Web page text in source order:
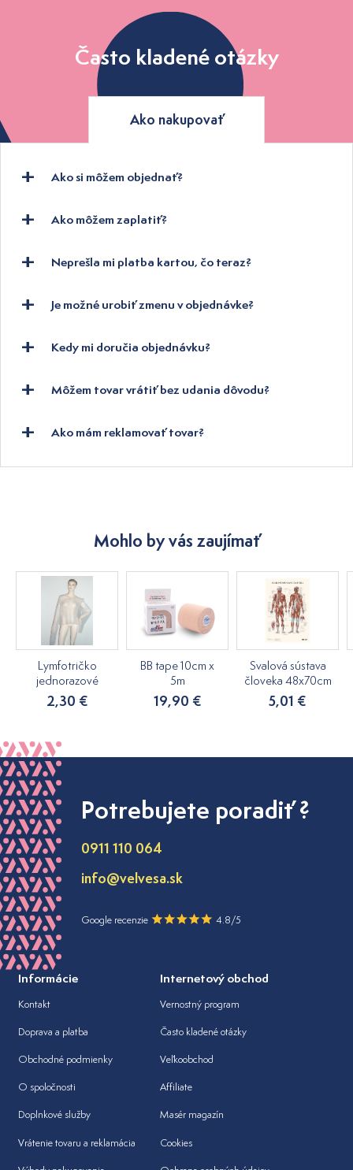
Často kladené otázky
Ako nakupovať
Ako si môžem objednať?
Ako môžem zaplatiť?
Neprešla mi platba kartou, čo teraz?
Je možné urobiť zmenu v objednávke?
Kedy mi doručia objednávku?
Môžem tovar vrátiť bez udania dôvodu?
Ako mám reklamovať tovar?
Mohlo by vás zaujímať
Lymfotričko
jednorazové
2,30 €
BB tape 10cm x
5m
19,90 €
Svalová sústava
človeka 48x70cm
5,01 €
Potrebujete poradiť ?
0911 110 064
info@velvesa.sk
Google recenzie 4.8/5
Informácie
Kontakt
Doprava a platba
Obchodné podmienky
O spoločnosti
Doplnkové služby
Vrátenie tovaru a reklamácia
Internetový obchod
Vernostný program
Často kladené otázky
Veľkoobchod
Affiliate
Masér magazín
Cookies